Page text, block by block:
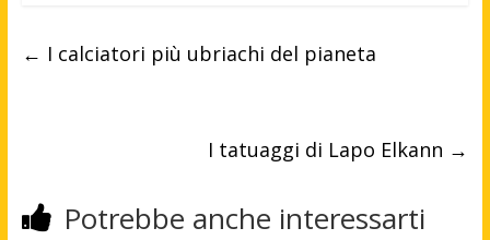
← I calciatori più ubriachi del pianeta
I tatuaggi di Lapo Elkann →
Potrebbe anche interessarti